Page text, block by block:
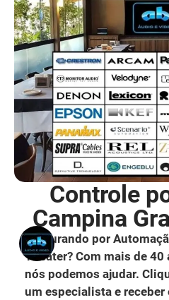
Controle
Campina
Procurando por
Theater? Com mais de
nós podemos ajudar.
um especialista e